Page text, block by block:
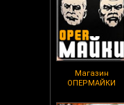
Магазин
ОПЕРМАЙКИ